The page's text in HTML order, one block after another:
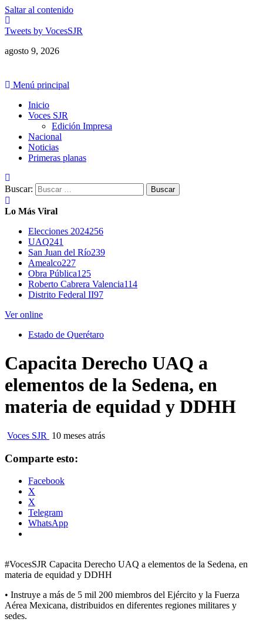
Saltar al contenido
Tweets by VocesSJR
agosto 9, 2026
Menú principal
Inicio
Voces SJR
Edición Impresa
Nacional
Noticias
Primeras planas
Buscar:
Lo Más Viral
Elecciones 2024256
UAQ241
San Juan del Río239
Amealco227
Obra Pública125
Roberto Cabrera Valencia114
Distrito Federal II97
Ver online
Estado de Querétaro
Capacita Derecho UAQ a
elementos de la Sedena, en
materia de equidad y DDHH
Voces SJR 10 meses atrás
Comparte esto:
Facebook
X
X
Telegram
WhatsApp
#VocesSJR Capacita Derecho UAQ a elementos de la Sedena, en
materia de equidad y DDHH
• Instruye a más de 5 mil 200 miembros del Ejército y la Fuerza
Aérea Mexicana, distribuidos en diferentes regiones militares y
sedes.